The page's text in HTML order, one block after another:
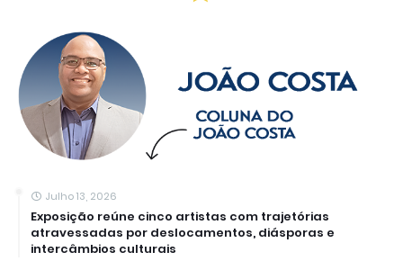
Julho 13, 2026
Exposição reúne cinco artistas com trajetórias
atravessadas por deslocamentos, diásporas e
intercâmbios culturais